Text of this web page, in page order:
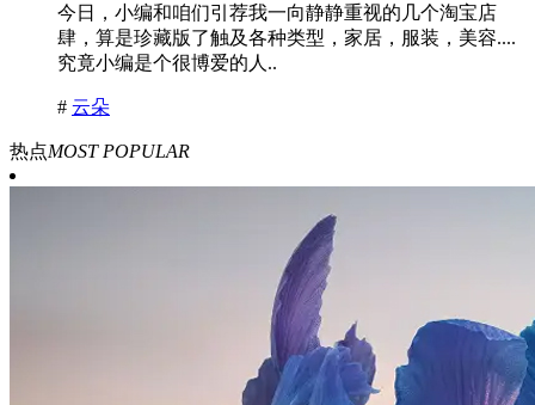
今日，小编和咱们引荐我一向静静重视的几个淘宝店
肆，算是珍藏版了触及各种类型，家居，服装，美容....
究竟小编是个很博爱的人..
# 云朵
热点MOST POPULAR